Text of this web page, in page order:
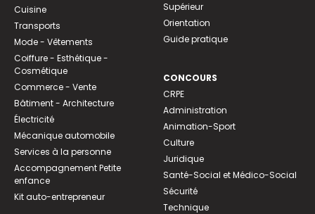
Cuisine
Transports
Mode - Vêtements
Coiffure - Esthétique -
Cosmétique
Commerce - Vente
Bâtiment - Architecture
Électricité
Mécanique automobile
Services à la personne
Accompagnement Petite
enfance
Kit auto-entrepreneur
Supérieur
Orientation
Guide pratique
CONCOURS
CRPE
Administration
Animation-Sport
Culture
Juridique
Santé-Social et Médico-Social
Sécurité
Technique